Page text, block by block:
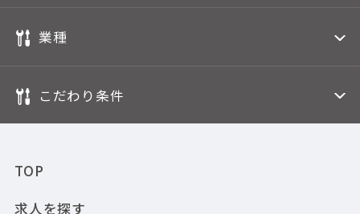
業種
こだわり条件
TOP
求人を探す